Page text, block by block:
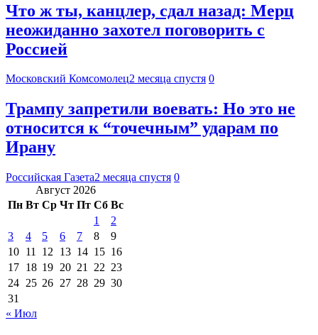
Что ж ты, канцлер, сдал назад: Мерц
неожиданно захотел поговорить с
Россией
Московский Комсомолец2 месяца спустя 0
Трампу запретили воевать: Но это не
относится к “точечным” ударам по
Ирану
Российская Газета2 месяца спустя 0
Август 2026
Пн Вт Ср Чт Пт Сб Вс
1
2
3
4 5 6 7 8
9
10 11 12 13 14 15 16
17 18 19 20 21 22 23
24 25 26 27 28 29 30
31
« Июл